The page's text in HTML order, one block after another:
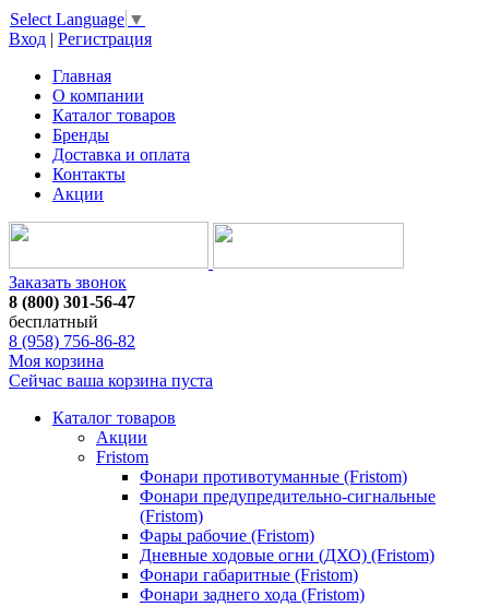
Select Language ▼
Вход | Регистрация
Главная
О компании
Каталог товаров
Бренды
Доставка и оплата
Контакты
Акции
Заказать звонок
8 (800) 301-56-47
бесплатный
8 (958) 756-86-82
Моя корзина
Сейчас ваша корзина пуста
Каталог товаров
Акции
Fristom
Фонари противотуманные (Fristom)
Фонари предупредительно-сигнальные
(Fristom)
Фары рабочие (Fristom)
Дневные ходовые огни (ДХО) (Fristom)
Фонари габаритные (Fristom)
Фонари заднего хода (Fristom)